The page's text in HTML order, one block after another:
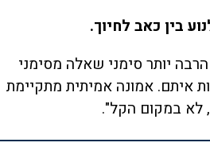
בין כאב לחיוך.
יותר סימני שאלה מסימני
איתם. אמונה אמיתית מתקיימת
לא במקום הקל".